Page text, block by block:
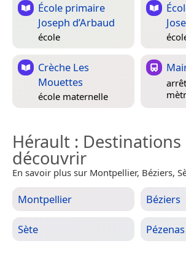
École primaire
Joseph d’Arbaud
école
Crèche Les
Mouettes
école maternelle
Hérault : Destinations
découvrir
En savoir plus sur Montpellier, Béziers,
Montpellier Béziers
Sète Pézenas